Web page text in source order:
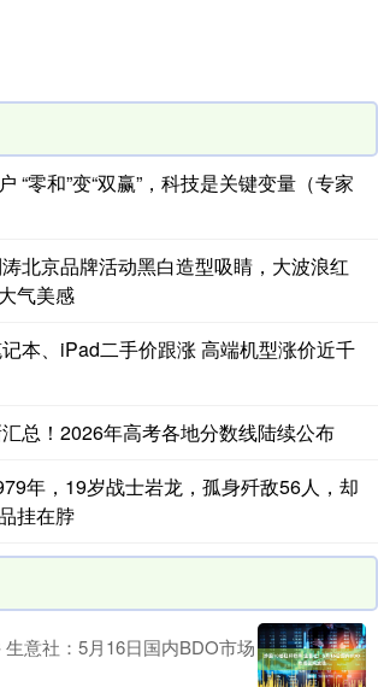
“零和”变“双赢”，科技是关键变量（专家
北京品牌活动黑白造型吸睛，大波浪红
气美感
本、iPad二手价跟涨 高端机型涨价近千
总！2026年高考各地分数线陆续公布
年，19岁战士岩龙，孤身歼敌56人，却
挂在脖
意社：5月16日国内BDO市场